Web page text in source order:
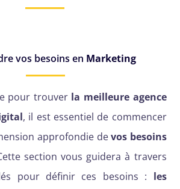
vos besoins en Marketing
pour trouver la meilleure agence
, il est essentiel de commencer
approfondie devos besoins
section vous guidera à travers
pour définir ces besoins : les